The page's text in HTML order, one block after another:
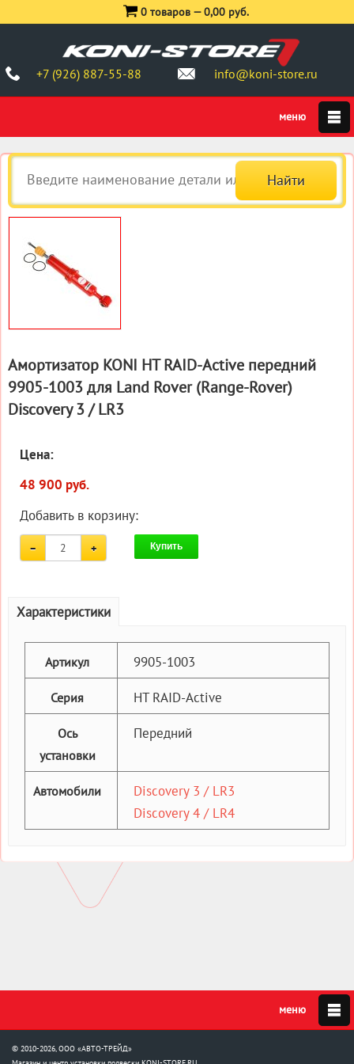
+7 (926) 887-55-88 info@koni-store.ru
0 товаров —0,00 руб.
Амортизатор KONI HT RAID-Active передний
9905-1003 для Land Rover (Range-Rover)
Discovery 3 / LR3
Цена:
48 900 руб.
Добавить в корзину:
Купить
Характеристики
Артикул 9905-1003
Серия HT RAID-Active
Ось
установки
Передний
Автомобили
Discovery 3 / LR3
Discovery 4 / LR4
© 2010-2026, ООО «АВТО-ТРЕЙД»